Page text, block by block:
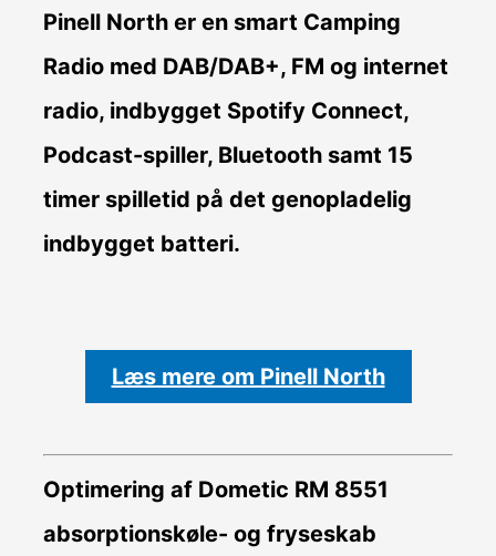
Pinell North er en smart Camping
Radio med DAB/DAB+, FM og internet
radio, indbygget Spotify Connect,
Podcast-spiller, Bluetooth samt 15
timer spilletid på det genopladelig
indbygget batteri.
Læs mere om Pinell North
Optimering af Dometic RM 8551
absorptionskøle- og fryseskab